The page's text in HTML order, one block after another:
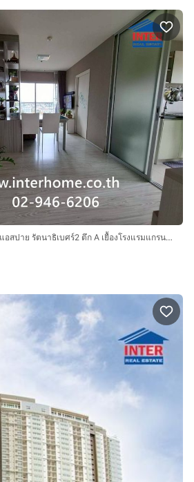
คอนโดมิเนียม 46.24 ตร.ม. แอสปาย รัตนาธิเบศร์2 ตึก A เยื้องโรงแรมแกรนด์ริชมอนด์ ริมถนนรัตนาธิเบศร์ ถนนงามวงศ์วาน เมืองนนทบุรี นนทบุรี